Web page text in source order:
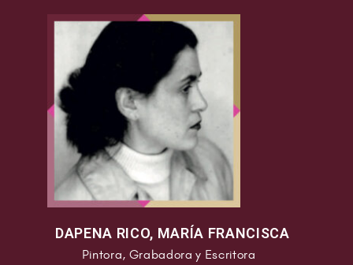
DAPENA RICO, MARÍA FRANCISCA
Pintora, Grabadora y Escritora